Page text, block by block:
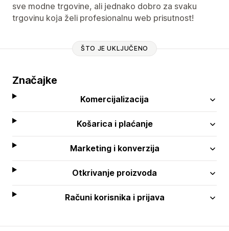
sve modne trgovine, ali jednako dobro za svaku
trgovinu koja želi profesionalnu web prisutnost!
ŠTO JE UKLJUČENO
Značajke
Komercijalizacija
Košarica i plaćanje
Marketing i konverzija
Otkrivanje proizvoda
Računi korisnika i prijava